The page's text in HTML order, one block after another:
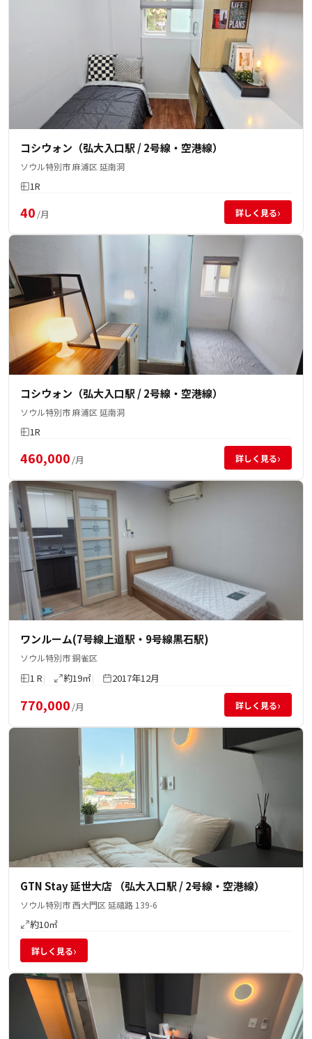
コシウォン（弘大入口駅 / 2号線・空港線）
ソウル特別市 麻浦区 延南洞
1R
40 /月 詳しく見る›
コシウォン（弘大入口駅 / 2号線・空港線）
ソウル特別市 麻浦区 延南洞
1R
460,000 /月 詳しく見る›
ワンルーム(7号線上道駅・9号線黒石駅)
ソウル特別市 銅雀区
1 R 約19㎡ 2017年12月
770,000 /月 詳しく見る›
GTN Stay 延世大店 （弘大入口駅 / 2号線・空港線）
ソウル特別市 西大門区 延禧路 139-6
約10㎡
詳しく見る›